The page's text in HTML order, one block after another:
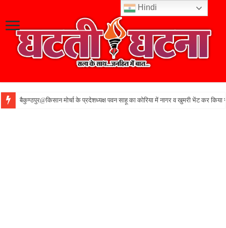
बैकुण्ठपुर@किसान मोर्चा के प्रदेशध्यक्ष पवन साहू का कोरिया में नागर व खुमरी भेंट कर किया
Hindi